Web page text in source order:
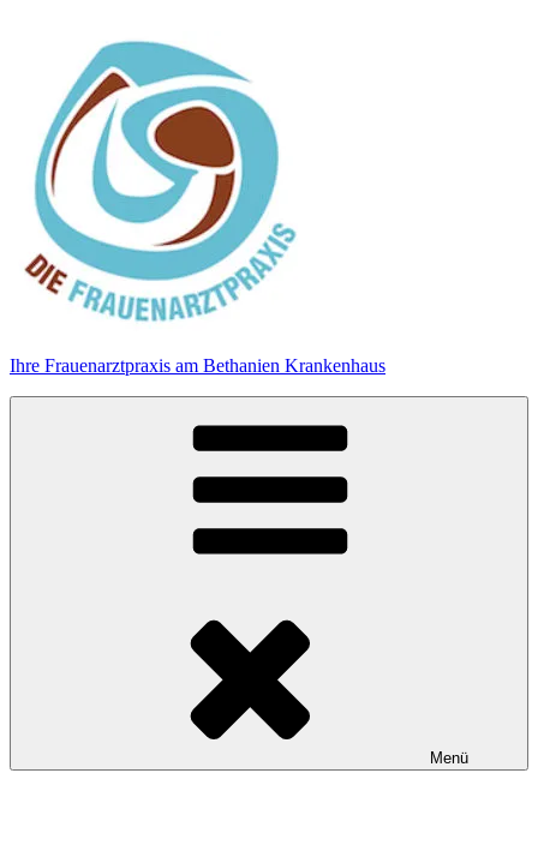
Ihre Frauenarztpraxis am Bethanien Krankenhaus
Menü